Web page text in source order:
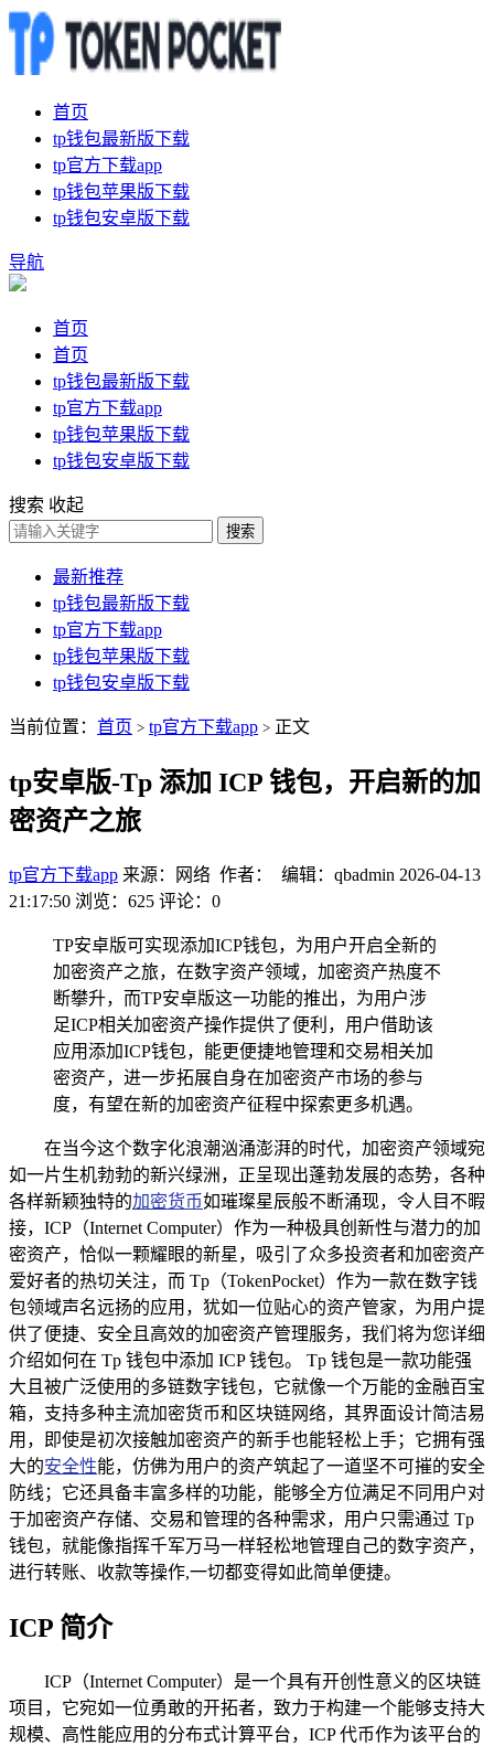
首页
tp钱包最新版下载
tp官方下载app
tp钱包苹果版下载
tp钱包安卓版下载
导航
首页
首页
tp钱包最新版下载
tp官方下载app
tp钱包苹果版下载
tp钱包安卓版下载
搜索 收起
搜索
最新推荐
tp钱包最新版下载
tp官方下载app
tp钱包苹果版下载
tp钱包安卓版下载
当前位置： 首页 > tp官方下载app > 正文
tp安卓版-Tp 添加 ICP 钱包，开启新的加
密资产之旅
tp官方下载app 来源：网络 作者： 编辑：qbadmin 2026-04-13
21:17:50 浏览：625 评论：0
TP安卓版可实现添加ICP钱包，为用户开启全新的
加密资产之旅，在数字资产领域，加密资产热度不
断攀升，而TP安卓版这一功能的推出，为用户涉
足ICP相关加密资产操作提供了便利，用户借助该
应用添加ICP钱包，能更便捷地管理和交易相关加
密资产，进一步拓展自身在加密资产市场的参与
度，有望在新的加密资产征程中探索更多机遇。
在当今这个数字化浪潮汹涌澎湃的时代，加密资产领域宛
如一片生机勃勃的新兴绿洲，正呈现出蓬勃发展的态势，各种
各样新颖独特的加密货币如璀璨星辰般不断涌现，令人目不暇
接，ICP（Internet Computer）作为一种极具创新性与潜力的加
密资产，恰似一颗耀眼的新星，吸引了众多投资者和加密资产
爱好者的热切关注，而 Tp（TokenPocket）作为一款在数字钱
包领域声名远扬的应用，犹如一位贴心的资产管家，为用户提
供了便捷、安全且高效的加密资产管理服务，我们将为您详细
介绍如何在 Tp 钱包中添加 ICP 钱包。 Tp 钱包是一款功能强
大且被广泛使用的多链数字钱包，它就像一个万能的金融百宝
箱，支持多种主流加密货币和区块链网络，其界面设计简洁易
用，即使是初次接触加密资产的新手也能轻松上手；它拥有强
大的安全性能，仿佛为用户的资产筑起了一道坚不可摧的安全
防线；它还具备丰富多样的功能，能够全方位满足不同用户对
于加密资产存储、交易和管理的各种需求，用户只需通过 Tp
钱包，就能像指挥千军万马一样轻松地管理自己的数字资产，
进行转账、收款等操作,一切都变得如此简单便捷。
ICP 简介
ICP（Internet Computer）是一个具有开创性意义的区块链
项目，它宛如一位勇敢的开拓者，致力于构建一个能够支持大
规模、高性能应用的分布式计算平台，ICP 代币作为该平台的